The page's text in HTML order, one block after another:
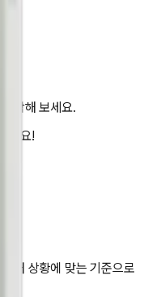
작해 보세요.
해요!
. 내 상황에 맞는 기준으로